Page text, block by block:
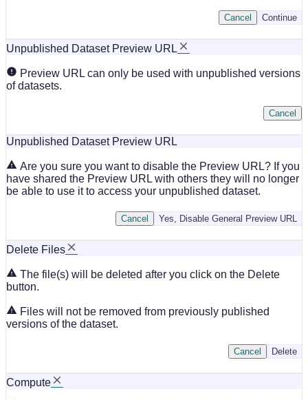
Continue
Cancel
Unpublished Dataset Preview URL
Preview URL can only be used with unpublished versions
of datasets.
Cancel
Unpublished Dataset Preview URL
Are you sure you want to disable the Preview URL? If you
have shared the Preview URL with others they will no longer
be able to use it to access your unpublished dataset.
Yes, Disable General Preview URL
Cancel
Delete Files
The file(s) will be deleted after you click on the Delete
button.
Files will not be removed from previously published
versions of the dataset.
Delete
Cancel
Compute